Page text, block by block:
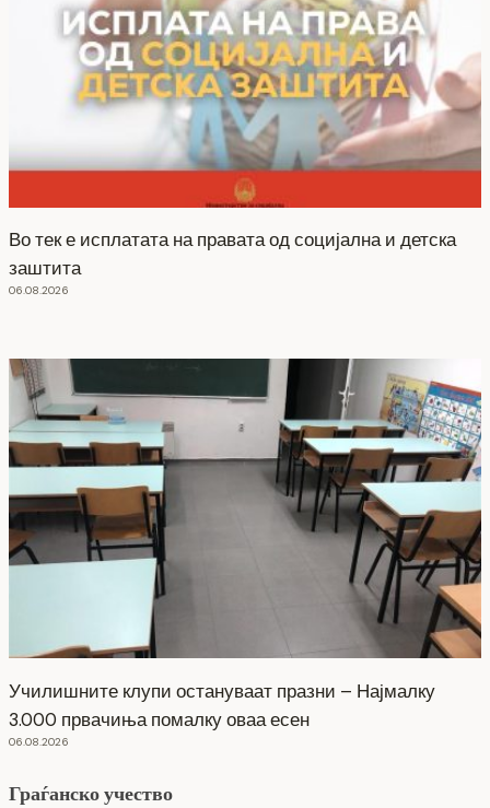
Во тек е исплатата на правата од социјална и детска
заштита
06.08.2026
Училишните клупи остануваат празни – Најмалку
3.000 првачиња помалку оваа есен
06.08.2026
Граѓанско учество